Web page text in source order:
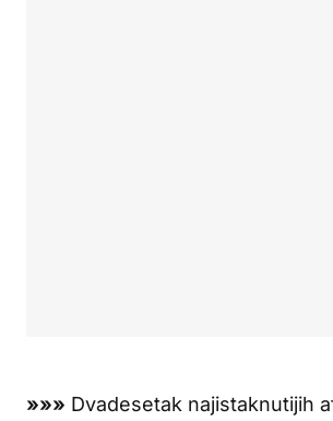
»»» Dvadesetak najistaknutijih